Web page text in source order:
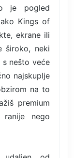
je pogled
Kings of
ekrane ili
široko, neki
nešto veće
najskuplje
na to
premium
nego